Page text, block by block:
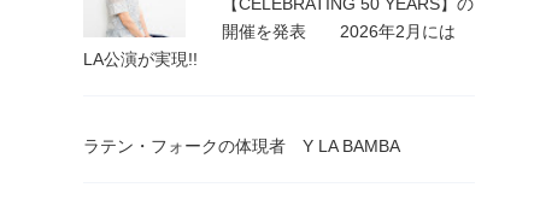
開催を発表 2026年2月には
LA公演が実現!!
ラテン・フォークの体現者 Y LA BAMBA